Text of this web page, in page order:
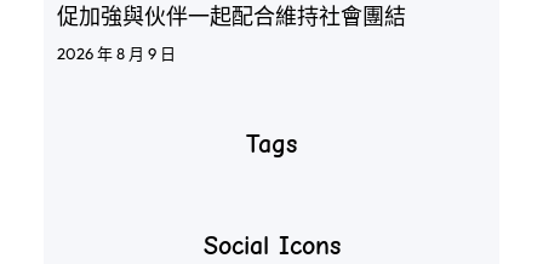
促加強與伙伴一起配合維持社會團結
2026 年 8 月 9 日
Tags
Social Icons